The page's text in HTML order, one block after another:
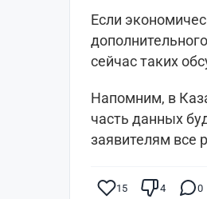
Если
сейчас таких
Напомним, в
часть данных
заявителям все
15 4 0